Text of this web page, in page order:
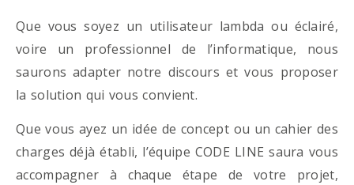
Que vous soyez un utilisateur lambda ou éclairé,
voire un professionnel de l’informatique, nous
saurons adapter notre discours et vous proposer
la solution qui vous convient.
Que vous ayez un idée de concept ou un cahier des
charges déjà établi, l’équipe CODE LINE saura vous
accompagner à chaque étape de votre projet,